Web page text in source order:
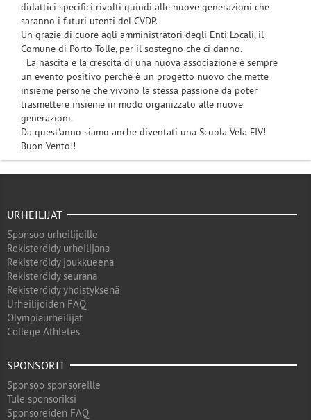
didattici specifici rivolti quindi alle nuove generazioni che
saranno i futuri utenti del CVDP.
Un grazie di cuore agli amministratori degli Enti Locali, il
Comune di Porto Tolle, per il sostegno che ci danno.
La nascita e la crescita di una nuova associazione è sempre
un evento positivo perché è un progetto nuovo che mette
insieme persone che vivono la stessa passione da poter
trasmettere insieme in modo organizzato alle nuove
generazioni.
Da quest'anno siamo anche diventati una Scuola Vela FIV!
Buon Vento!!
URHEILIJAT
Sponsoo urheilijoille
Rekisteröidy urheilijana
Rekisteröidy joukkueena
Rekisteröidy seurana
Rekisteröidy yhdistyksenä
Urheilijoiden FAQ
Olympiaurheilijat
College Athletes
SPONSORIT
Sponsoo sponsoreille
Tule sponsoriksi
Sponsoreiden FAQ